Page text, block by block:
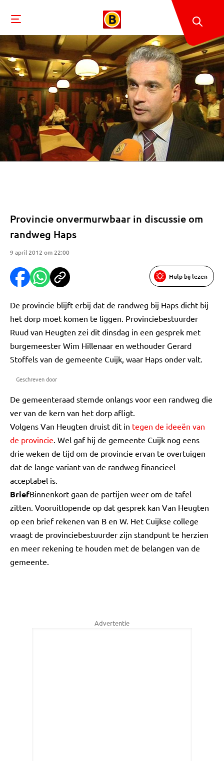
Provincie onvermurwbaar in discussie om
randweg Haps
9 april 2012 om 22:00
Hulp bij lezen
De provincie blijft erbij dat de randweg bij Haps dicht bij
het dorp moet komen te liggen. Provinciebestuurder
Ruud van Heugten zei dit dinsdag in een gesprek met
burgemeester Wim Hillenaar en wethouder Gerard
Stoffels van de gemeente Cuijk, waar Haps onder valt.
Geschreven door
De gemeenteraad stemde onlangs voor een randweg die
ver van de kern van het dorp afligt.
Volgens Van Heugten druist dit in tegen de ideeën van
de provincie. Wel gaf hij de gemeente Cuijk nog eens
drie weken de tijd om de provincie ervan te overtuigen
dat de lange variant van de randweg financieel
acceptabel is.
BriefBinnenkort gaan de partijen weer om de tafel
zitten. Vooruitlopende op dat gesprek kan Van Heugten
op een brief rekenen van B en W. Het Cuijkse college
vraagt de provinciebestuurder zijn standpunt te herzien
en meer rekening te houden met de belangen van de
gemeente.
Advertentie